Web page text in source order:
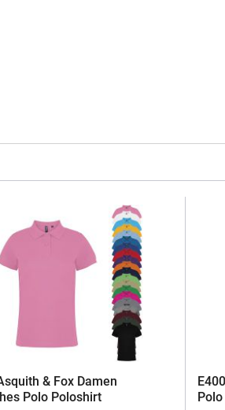
& Fox Damen
Polo Poloshirt